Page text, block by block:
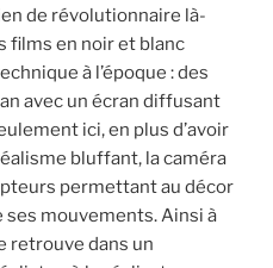
de révolutionnaire là-
films en noir et blanc
à l’époque : des
avec un écran diffusant
ici, en plus d’avoir
bluffant, la caméra
permettant au décor
ses mouvements. Ainsi à
retrouve dans un